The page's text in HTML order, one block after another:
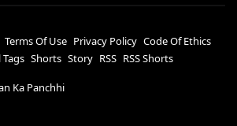
Terms Of Use Privacy Policy Code Of Ethics
Tags Shorts Story RSS RSS Shorts
Ka Panchhi